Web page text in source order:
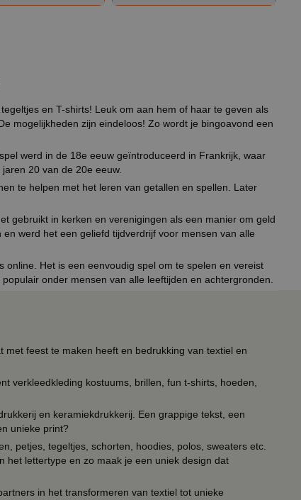
en T-shirts! Leuk om aan hem of haar te geven als
mogelijkheden zijn eindeloos! Zo wordt je bingoavond een
werd in de 18e eeuw geïntroduceerd in Frankrijk, waar
20 van de 20e eeuw.
te helpen met het leren van getallen en spellen. Later
gebruikt in kerken en verenigingen als een manier om geld
werd het een geliefd tijdverdrijf voor mensen van alle
Het is een eenvoudig spel om te spelen en vereist
onder mensen van alle leeftijden en achtergronden.
met feest te maken heeft en bedrukking van textiel en
verkleedkleding kostuums, brillen, fun t-shirts, hoeden,
en keramiekdrukkerij. Een grappige tekst, een
unieke print?
petjes, tegeltjes, schorten, hoodies, polos, sweaters etc.
het lettertype en zo maak je een uniek design dat
in het transformeren van textiel tot unieke